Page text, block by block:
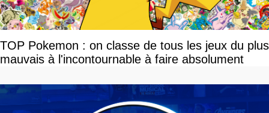
TOP Pokemon : on classe de tous les jeux du plus
mauvais à l'incontournable à faire absolument